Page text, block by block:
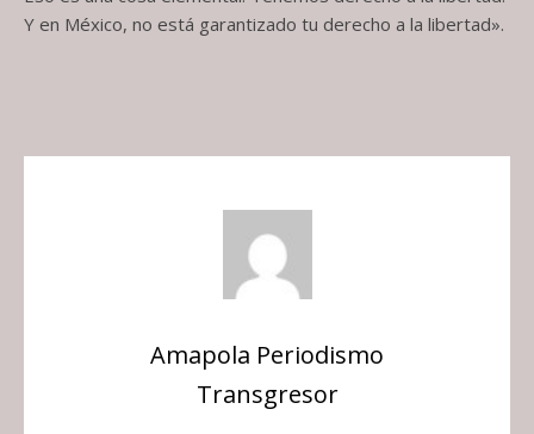
Y en México, no está garantizado tu derecho a la libertad».
Amapola Periodismo
Transgresor